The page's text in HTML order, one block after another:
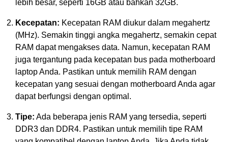
lebih besar, seperti 16GB atau bahkan 32GB.
Kecepatan: Kecepatan RAM diukur dalam megahertz
(MHz). Semakin tinggi angka megahertz, semakin cepat
RAM dapat mengakses data. Namun, kecepatan RAM
juga tergantung pada kecepatan bus pada motherboard
laptop Anda. Pastikan untuk memilih RAM dengan
kecepatan yang sesuai dengan motherboard Anda agar
dapat berfungsi dengan optimal.
Tipe: Ada beberapa jenis RAM yang tersedia, seperti
DDR3 dan DDR4. Pastikan untuk memilih tipe RAM